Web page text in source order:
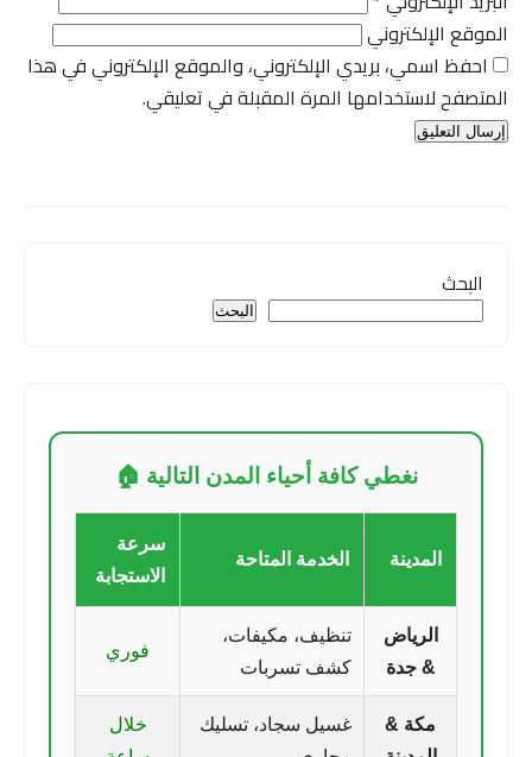
الموقع الإلكتروني
احفظ اسمي، بريدي الإلكتروني، والموقع الإلكتروني في هذا
المتصفح لاستخدامها المرة المقبلة في تعليقي.
البحث
البحث
نغطي كافة أحياء المدن التالية 🏠
المدينة الخدمة المتاحة
سرعة
الاستجابة
الرياض
& جدة
تنظيف، مكيفات،
كشف تسربات
فوري
مكة &
غسيل سجاد، تسليك
خلال